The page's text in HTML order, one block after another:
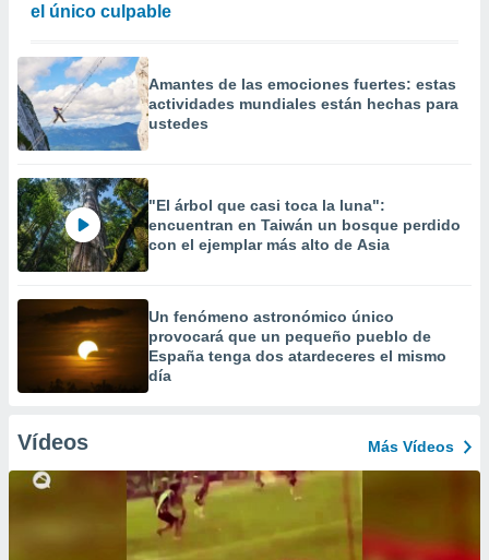
el único culpable
Amantes de las emociones fuertes: estas
actividades mundiales están hechas para
ustedes
"El árbol que casi toca la luna":
encuentran en Taiwán un bosque perdido
con el ejemplar más alto de Asia
Un fenómeno astronómico único
provocará que un pequeño pueblo de
España tenga dos atardeceres el mismo
día
Vídeos Más Vídeos